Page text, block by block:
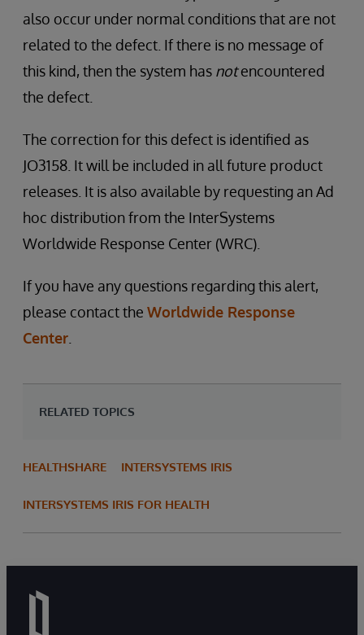
also occur under normal conditions that are not
related to the defect. If there is no message of
this kind, then the system has notencountered
the defect.
The correction for this defect is identified as
JO3158. It will be included in all future product
releases. It is also available by requesting an Ad
hoc distribution from the InterSystems
Worldwide Response Center (WRC).
If you have any questions regarding this alert,
please contact the Worldwide Response
Center
RELATED TOPICS
HEALTHSHARE INTERSYSTEMS IRIS
INTERSYSTEMS IRIS FOR HEALTH